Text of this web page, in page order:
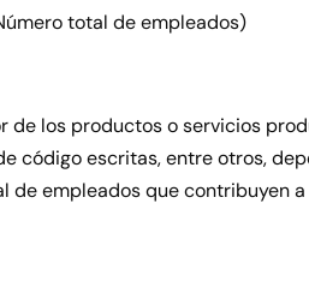
total de empleados)
los productos o servicios
código escritas, entre otros,
empleados que contribuyen